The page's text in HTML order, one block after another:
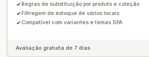
Regras de substituição por produto e coleção
Filtragem de estoque de vários locais
Compatível com variantes e temas SPA
Avaliação gratuita de 7 dias